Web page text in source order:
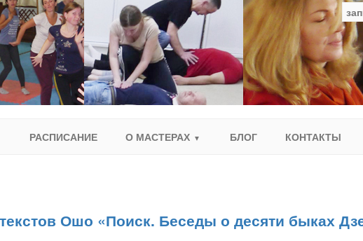
РАСПИСАНИЕ О МАСТЕРАХ БЛОГ КОНТАКТЫ
текстов Ошо «Поиск. Беседы о десяти быках